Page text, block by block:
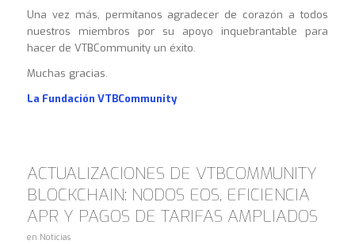
Una vez más, permítanos agradecer de corazón a todos
nuestros miembros por su apoyo inquebrantable para
hacer de VTBCommunity un éxito.
Muchas gracias.
La Fundación VTBCommunity
ACTUALIZACIONES DE VTBCOMMUNITY
BLOCKCHAIN: NODOS EOS, EFICIENCIA
APR Y PAGOS DE TARIFAS AMPLIADOS
en Noticias